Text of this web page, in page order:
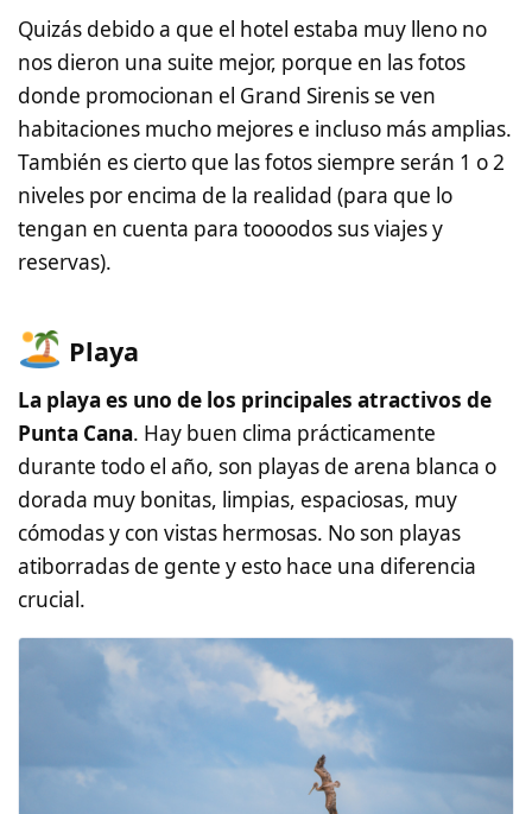
Quizás debido a que el hotel estaba muy lleno no
nos dieron una suite mejor, porque en las fotos
donde promocionan el Grand Sirenis se ven
habitaciones mucho mejores e incluso más amplias.
También es cierto que las fotos siempre serán 1 o 2
niveles por encima de la realidad (para que lo
tengan en cuenta para toooodos sus viajes y
reservas).
Playa
La playa es uno de los principales atractivos de
Punta Cana. Hay buen clima prácticamente
durante todo el año, son playas de arena blanca o
dorada muy bonitas, limpias, espaciosas, muy
cómodas y con vistas hermosas. No son playas
atiborradas de gente y esto hace una diferencia
crucial.